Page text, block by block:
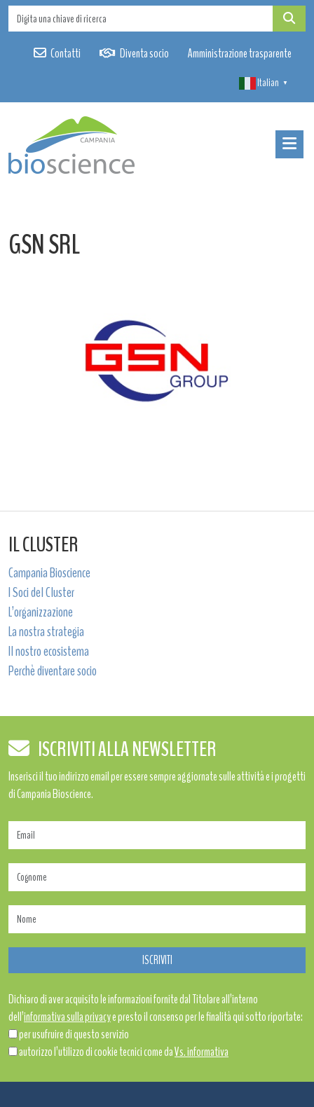
Contatti Diventa socio Amministrazione trasparente
Italian ▼
GSN SRL
IL CLUSTER
Campania Bioscience
I Soci del Cluster
L’organizzazione
La nostra strategia
Il nostro ecosistema
Perchè diventare socio
ISCRIVITI ALLA NEWSLETTER
Inserisci il tuo indirizzo email per essere sempre aggiornate sulle attività e i progetti
di Campania Bioscience.
Dichiaro di aver acquisito le informazioni fornite dal Titolare all’interno
dell’informativa sulla privacye presto il consenso per le finalità qui sotto riportate:
per usufruire di questo servizio
autorizzo l’utilizzo di cookie tecnici come daVs. informativa